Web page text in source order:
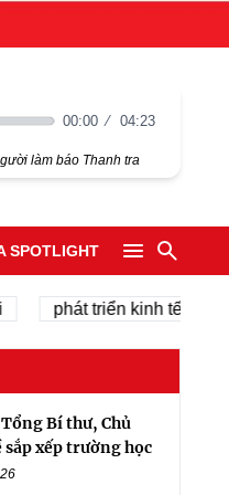
00:00 04:23
làm báo Thanh tra
SPOTLIGHT
phát triển kinh tế tư nhân
Tổng Bí thư, Chủ
sắp xếp trường học